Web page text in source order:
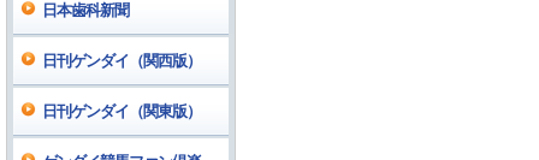
日本歯科新聞
日刊ゲンダイ（関西版）
日刊ゲンダイ（関東版）